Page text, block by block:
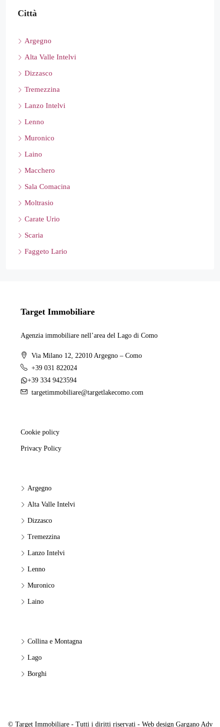
Città
Argegno
Alta Valle Intelvi
Dizzasco
Tremezzina
Lanzo Intelvi
Lenno
Muronico
Laino
Macchero
Sala Comacina
Moltrasio
Carate Urio
Scaria
Faggeto Lario
Target Immobiliare
Agenzia immobiliare nell’area del Lago di Como
Via Milano 12, 22010 Argegno – Como
+39 031 822024
+39 334 9423594
targetimmobiliare@targetlakecomo.com
Cookie policy
Privacy Policy
Argegno
Alta Valle Intelvi
Dizzasco
Tremezzina
Lanzo Intelvi
Lenno
Muronico
Laino
Collina e Montagna
Lago
Borghi
© Target Immobiliare - Tutti i diritti riservati - Web design Gargano Adv